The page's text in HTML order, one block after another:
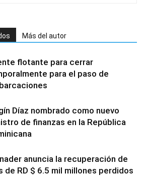
Más del autor
flotante para cerrar
para el paso de
Díaz nombrado como nuevo
de finanzas en la República
anuncia la recuperación de
de RD $ 6.5 mil millones perdidos